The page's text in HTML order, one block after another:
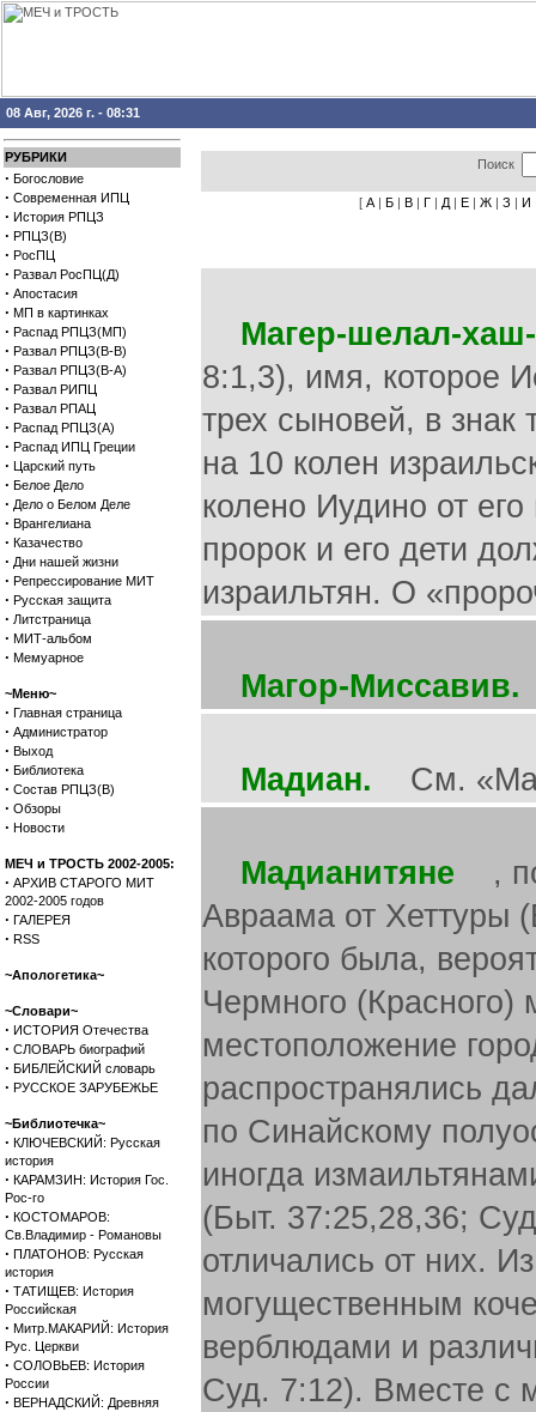
08 Авг, 2026 г. - 08:31
РУБРИКИ
· Богословие
· Современная ИПЦ
· История РПЦЗ
· РПЦЗ(В)
· РосПЦ
· Развал РосПЦ(Д)
· Апостасия
· МП в картинках
· Распад РПЦЗ(МП)
· Развал РПЦЗ(В-В)
· Развал РПЦЗ(В-А)
· Развал РИПЦ
· Развал РПАЦ
· Распад РПЦЗ(А)
· Распад ИПЦ Греции
· Царский путь
· Белое Дело
· Дело о Белом Деле
· Врангелиана
· Казачество
· Дни нашей жизни
· Репрессирование МИТ
· Русская защита
· Литстраница
· МИТ-альбом
· Мемуарное
~Меню~
· Главная страница
· Администратор
· Выход
· Библиотека
· Состав РПЦЗ(В)
· Обзоры
· Новости
МЕЧ и ТРОСТЬ 2002-2005:
· АРХИВ СТАРОГО МИТ
2002-2005 годов
· ГАЛЕРЕЯ
· RSS
~Апологетика~
~Словари~
· ИСТОРИЯ Отечества
· СЛОВАРЬ биографий
· БИБЛЕЙСКИЙ словарь
· РУССКОЕ ЗАРУБЕЖЬЕ
~Библиотечка~
· КЛЮЧЕВСКИЙ: Русская
история
· КАРАМЗИН: История Гос.
Рос-го
· КОСТОМАРОВ:
Св.Владимир - Романовы
· ПЛАТОНОВ: Русская
история
· ТАТИЩЕВ: История
Российская
· Митр.МАКАРИЙ: История
Рус. Церкви
· СОЛОВЬЕВ: История
России
· ВЕРНАДСКИЙ: Древняя
Поиск
[ А | Б | В | Г | Д | Е | Ж | З | И
Магер-шелал-
8:1,3), имя, которое
трех сыновей, в знак
на 10 колен
колено Иудино от
пророк и его дети
израильтян. О
Магор-Миссавив.
Мадиан. См.
Мадианитяне ,
Авраама от Хеттуры
которого была,
Чермного (Красного)
местоположение
распространялись
по Синайскому
иногда
(Быт. 37:25,28,36;
отличались от них.
могущественным
верблюдами и
Суд. 7:12). Вместе с